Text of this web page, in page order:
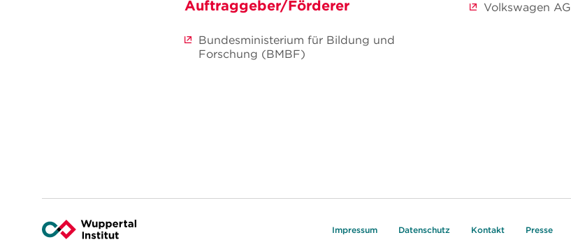
Auftraggeber/Förderer
Bundesministerium für Bildung und
Forschung (BMBF)
Volkswagen AG
Impressum Datenschutz Kontakt Presse